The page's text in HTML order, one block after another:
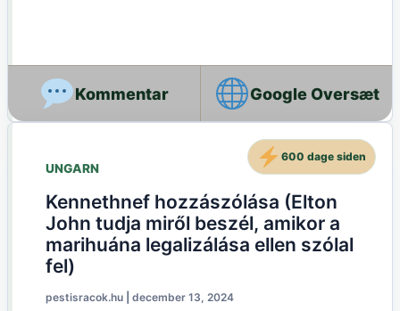
Google Oversæt
UNGARN
Kennethnef hozzászólása (Elton
John tudja miről beszél, amikor a
marihuána legalizálása ellen szólal
fel)
pestisracok.hu december 13, 2024
600 dage siden